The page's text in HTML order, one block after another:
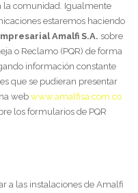
la comunidad. Igualmente
estaremos haciendo
Amalfi S.A. sobre
o Reclamo (PQR) de forma
información constante
que se pudieran presentar
web www.amalfisa.com.co
los formularios de PQR
a las instalaciones de Amalfi